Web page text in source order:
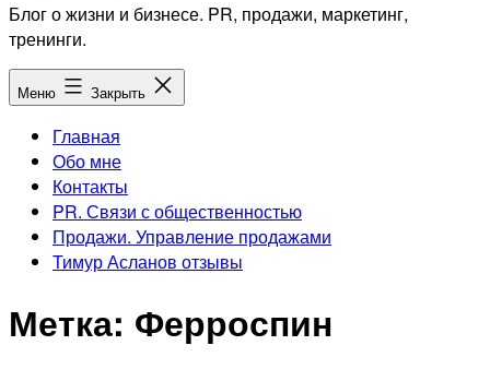
Блог о жизни и бизнесе. PR, продажи, маркетинг,
тренинги.
Меню Закрыть
Главная
Обо мне
Контакты
PR. Связи с общественностью
Продажи. Управление продажами
Тимур Асланов отзывы
Метка: Ферроспин